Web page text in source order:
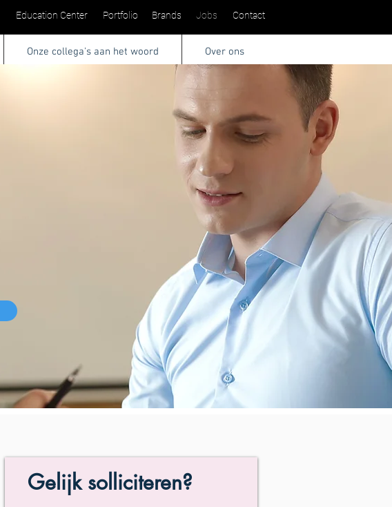
Education Center Portfolio Brands Jobs Contact
Onze collega's aan het woord Over ons
Gelijk solliciteren?